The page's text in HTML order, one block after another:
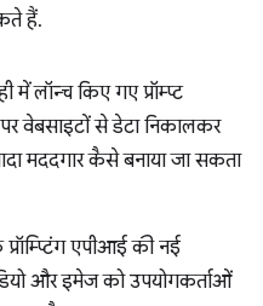
हैं.
लॉन्च किए गए प्रॉम्प्ट
वेबसाइटों से डेटा निकालकर
मददगार कैसे बनाया जा सकता
एपीआई की नई
और इमेज को उपयोगकर्ताओं